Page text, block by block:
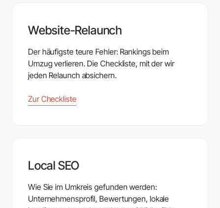
Website-Relaunch
Der häufigste teure Fehler: Rankings beim
Umzug verlieren. Die Checkliste, mit der wir
jeden Relaunch absichern.
Zur Checkliste
Local SEO
Wie Sie im Umkreis gefunden werden:
Unternehmensprofil, Bewertungen, lokale